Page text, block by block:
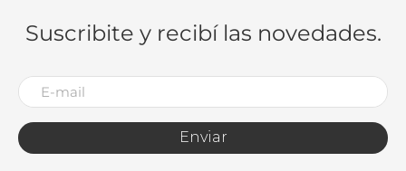
Suscribite y recibí las novedades.
Enviar